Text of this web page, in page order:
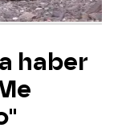
haber